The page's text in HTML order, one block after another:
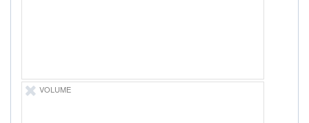
VOLUME